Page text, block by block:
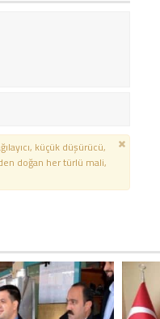
küçük düşürücü,
doğan her türlü mali,